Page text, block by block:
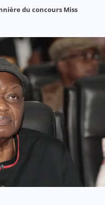
du concours Miss